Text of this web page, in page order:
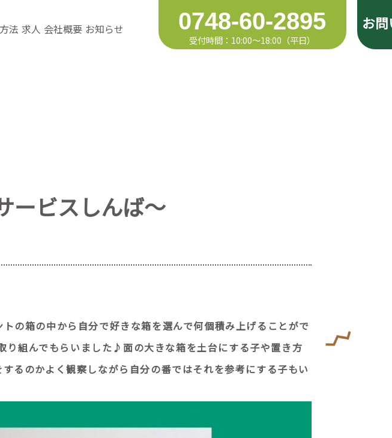
法 求人 会社概要 お知らせ 0748-60-2895 お
ービスしんば～
の箱の中から自分で好きな箱を選んで何個積み上げることがで
組んでもらいました♪面の大きな箱を土台にする子や置き方
るのかよく観察しながら自分の番ではそれを参考にする子もい